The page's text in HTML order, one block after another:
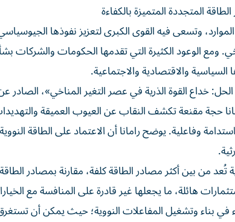
المتجددة المتميزة بالكفاءة
وتسعى فيه القوى الكبرى لتعزيز نفوذها
ومع الوعود الكثيرة التي تقدمها الحكومات والشركات
والاقتصادية والاجتماعية.
حجة مقنعة تكشف النقاب عن العيوب العميقة
وفاعلية. يوضح رامانا أن الاعتماد على الطاقة
تُعد من بين أكثر مصادر الطاقة كلفة، مقارنة بمصادر
هائلة، ما يجعلها غير قادرة على المنافسة مع
في بناء وتشغيل المفاعلات النووية؛ حيث يمكن أن